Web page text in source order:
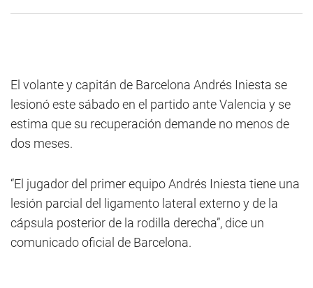
El volante y capitán de Barcelona Andrés Iniesta se
lesionó este sábado en el partido ante Valencia y se
estima que su recuperación demande no menos de
dos meses.
“El jugador del primer equipo Andrés Iniesta tiene una
lesión parcial del ligamento lateral externo y de la
cápsula posterior de la rodilla derecha”, dice un
comunicado oficial de Barcelona.